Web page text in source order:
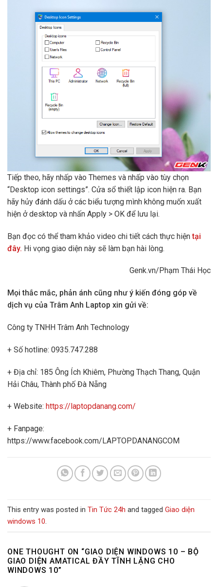
Tiếp theo, hãy nhấp vào Themes và nhấp vào tùy chọn
“Desktop icon settings”. Cửa sổ thiết lập icon hiện ra. Bạn
hãy hủy đánh dấu ở các biểu tượng mình không muốn xuất
hiện ở desktop và nhấn Apply > OK để lưu lại.
Bạn đọc có thể tham khảo video chi tiết cách thực hiện tại
đây. Hi vọng giao diện này sẽ làm bạn hài lòng.
Genk.vn/Phạm Thái Học
Mọi thắc mắc, phản ánh cũng như ý kiến đóng góp về
dịch vụ của Trâm Anh Laptop xin gửi về:
Công ty TNHH Trâm Anh Technology
+ Số hotline: 0935.747.288
+ Địa chỉ: 185 Ông Ích Khiêm, Phường Thạch Thang, Quận
Hải Châu, Thành phố Đà Nẵng
+ Website: https://laptopdanang.com/
+ Fanpage:
https://www.facebook.com/LAPTOPDANANGCOM
This entry was posted in Tin Tức 24h and tagged Giao diện
windows 10
ONE THOUGHT ON “GIAO DIỆN WINDOWS 10 – BỘ
GIAO DIỆN AMATICAL ĐẦY TĨNH LẶNG CHO
WINDOWS 10”